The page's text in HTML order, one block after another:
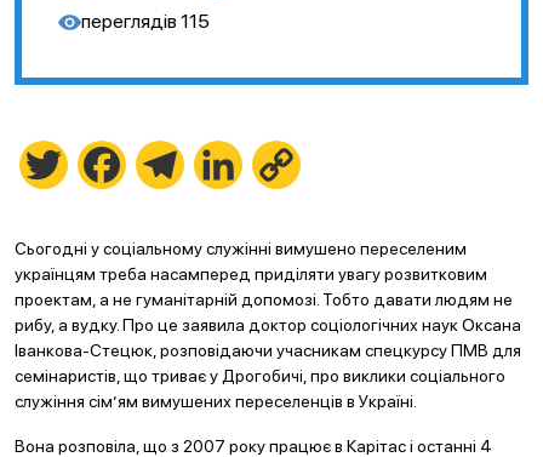
переглядів 115
Twitter FacebookTelegramLinkedIn
Сьогодні у соціальному служінні вимушено переселеним
українцям треба насамперед приділяти увагу розвитковим
проектам, а не гуманітарній допомозі. Тобто давати людям не
рибу, а вудку. Про це заявила доктор соціологічних наук Оксана
Іванкова-Стецюк, розповідаючи учасникам спецкурсу ПМВ для
семінаристів, що триває у Дрогобичі, про виклики соціального
служіння сім’ям вимушених переселенців в Україні.
Вона розповіла, що з 2007 року працює в Карітас і останні 4